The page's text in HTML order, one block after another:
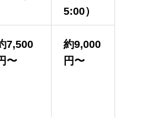
5:00）
7,500
〜
約9,000
円〜